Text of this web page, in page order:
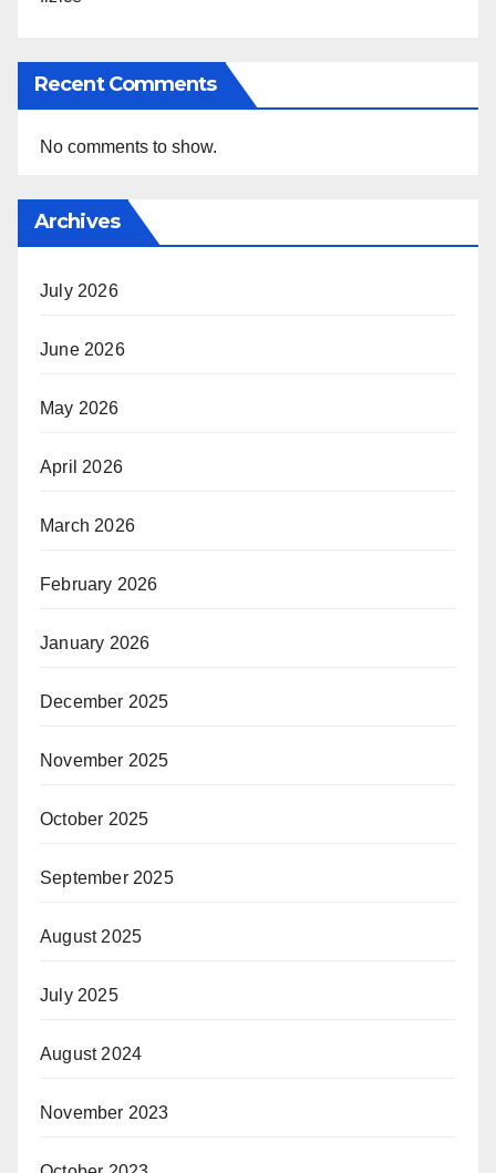
Recent Comments
No comments to show.
Archives
July 2026
June 2026
May 2026
April 2026
March 2026
February 2026
January 2026
December 2025
November 2025
October 2025
September 2025
August 2025
July 2025
August 2024
November 2023